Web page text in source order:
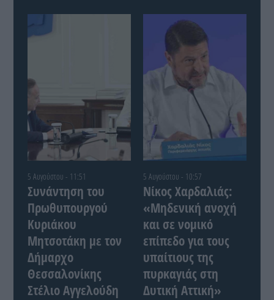
5 Αυγούστου - 11:51
Συνάντηση του
Πρωθυπουργού
Κυριάκου
Μητσοτάκη με τον
Δήμαρχο
Θεσσαλονίκης
Στέλιο Αγγελούδη
5 Αυγούστου - 10:57
Νίκος Χαρδαλιάς:
«Μηδενική ανοχή
και σε νομικό
επίπεδο για τους
υπαίτιους της
πυρκαγιάς στη
Δυτική Αττική»